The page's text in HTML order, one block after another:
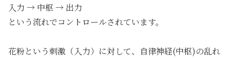
入力 → 中枢 → 出力
という流れでコントロールされています。
花粉という刺激（入力）に対して、自律神経(中枢)の乱れ